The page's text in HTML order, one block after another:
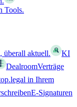
Tools.
überall aktuell.
KI
DealroomVerträge
in Ihrem
E-Signaturen